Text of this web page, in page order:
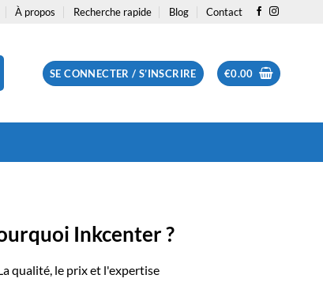
À propos Recherche rapide Blog Contact
SE CONNECTER / S’INSCRIRE €0.00
Inkcenter ?
qualité, le prix et l'expertise